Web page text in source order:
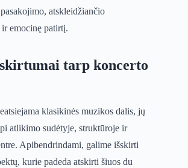
atskleidžiančio
emocinę patirtį.
tarp koncerto
klasikinės muzikos dalis, jų
atlikimo sudėtyje, struktūroje ir
Apibendrindami, galime išskirti
kurie padeda atskirti šiuos du